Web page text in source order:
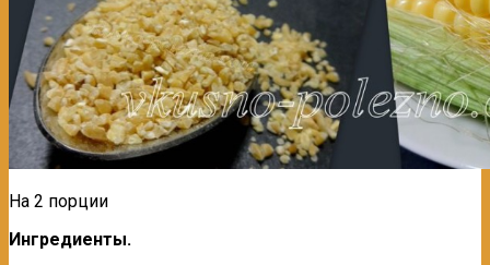
На 2 порции
Ингредиенты.